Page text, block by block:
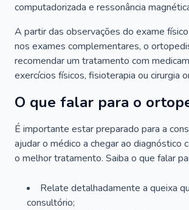
computadorizada e ressonância
A partir das observações do exame
nos exames complementares, o
recomendar um tratamento com
exercícios físicos, fisioterapia ou cirurgia
O que falar para o
É importante estar preparado para a
ajudar o médico a chegar ao diagnóstico
o melhor tratamento. Saiba o que falar
Relate detalhadamente a queixa
consultório;